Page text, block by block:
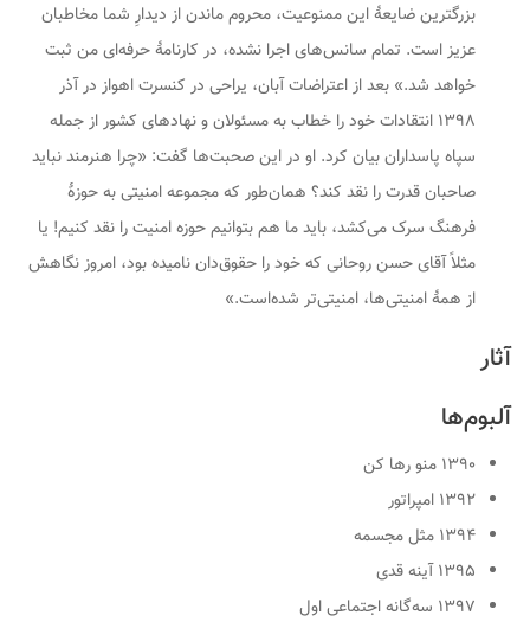
بزرگترین ضایعهٔ این ممنوعیت، محروم ماندن از دیدارِ شما مخاطبان
عزیز است. تمام سانس‌های اجرا نشده، در کارنامهٔ حرفه‌ای من ثبت
خواهد شد.» بعد از اعتراضات آبان، یراحی در کنسرت اهواز در آذر
۱۳۹۸ انتقادات خود را خطاب به مسئولان و نهادهای کشور از جمله
سپاه پاسداران بیان کرد. او در این صحبت‌ها گفت: «چرا هنرمند نباید
صاحبان قدرت را نقد کند؟ همان‌طور که مجموعه امنیتی به حوزهٔ
فرهنگ سرک می‌کشد، باید ما هم بتوانیم حوزه امنیت را نقد کنیم! یا
مثلاً آقای حسن روحانی که خود را حقوق‌دان نامیده بود، امروز نگاهش
از همهٔ امنیتی‌ها، امنیتی‌تر شده‌است.»
آثار
آلبوم‌ها
۱۳۹۰ منو رها کن
۱۳۹۲ امپراتور
۱۳۹۴ مثل مجسمه
۱۳۹۵ آینه قدی
۱۳۹۷ سه‌گانه اجتماعی اول